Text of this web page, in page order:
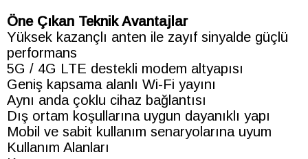
Öne Çıkan Teknik Avantajlar
Yüksek kazançlı anten ile zayıf sinyalde güçlü
performans
5G / 4G LTE destekli modem altyapısı
Geniş kapsama alanlı Wi-Fi yayını
Aynı anda çoklu cihaz bağlantısı
Dış ortam koşullarına uygun dayanıklı yapı
Mobil ve sabit kullanım senaryolarına uyum
Kullanım Alanları